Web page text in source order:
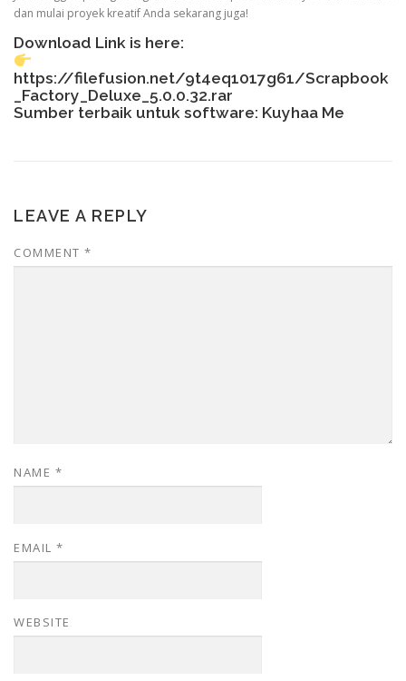
dan mulai proyek kreatif Anda sekarang juga!
Download Link is here:
https://filefusion.net/9t4eq1017g61/Scrapbook
_Factory_Deluxe_5.0.0.32.rar
Sumber terbaik untuk software: Kuyhaa Me
LEAVE A REPLY
COMMENT *
NAME *
EMAIL *
WEBSITE